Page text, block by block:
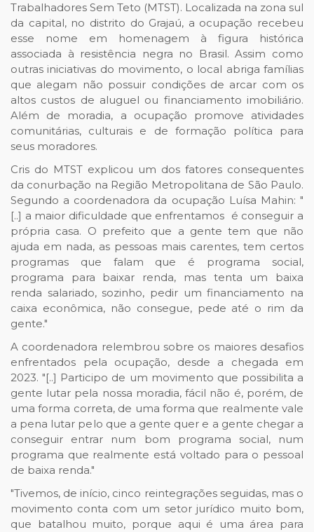
Trabalhadores Sem Teto (MTST). Localizada na zona sul
da capital, no distrito do Grajaú, a ocupação recebeu
esse nome em homenagem à figura histórica
associada à resistência negra no Brasil. Assim como
outras iniciativas do movimento, o local abriga famílias
que alegam não possuir condições de arcar com os
altos custos de aluguel ou financiamento imobiliário.
Além de moradia, a ocupação promove atividades
comunitárias, culturais e de formação política para
seus moradores.
Cris do MTST explicou um dos fatores consequentes
da conurbação na Região Metropolitana de São Paulo.
Segundo a coordenadora da ocupação Luísa Mahin: "
[..] a maior dificuldade que enfrentamos é conseguir a
própria casa. O prefeito que a gente tem que não
ajuda em nada, as pessoas mais carentes, tem certos
programas que falam que é programa social,
programa para baixar renda, mas tenta um baixa
renda salariado, sozinho, pedir um financiamento na
caixa econômica, não consegue, pede até o rim da
gente."
A coordenadora relembrou sobre os maiores desafios
enfrentados pela ocupação, desde a chegada em
2023. "[..] Participo de um movimento que possibilita a
gente lutar pela nossa moradia, fácil não é, porém, de
uma forma correta, de uma forma que realmente vale
a pena lutar pelo que a gente quer e a gente chegar a
conseguir entrar num bom programa social, num
programa que realmente está voltado para o pessoal
de baixa renda."
"Tivemos, de início, cinco reintegrações seguidas, mas o
movimento conta com um setor jurídico muito bom,
que batalhou muito, porque aqui é uma área para